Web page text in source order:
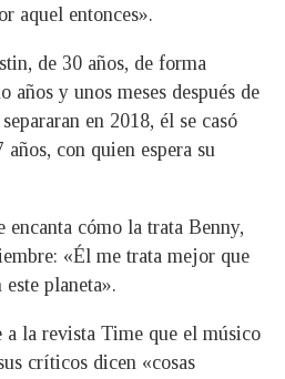
aquel entonces».
de 30 años, de forma
años y unos meses después de
en 2018, él se casó
con quien espera su
encanta cómo la trata Benny,
«Él me trata mejor que
planeta».
a la revista Time que el músico
críticos dicen «cosas